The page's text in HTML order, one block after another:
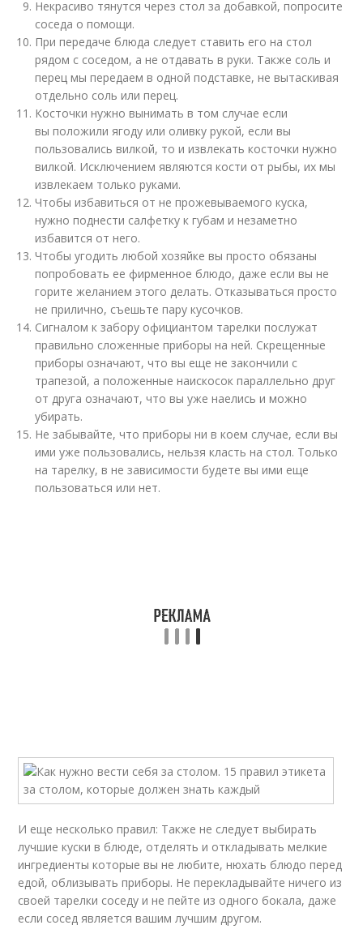
Некрасиво тянутся через стол за добавкой, попросите
соседа о помощи.
При передаче блюда следует ставить его на стол
рядом с соседом, а не отдавать в руки. Также соль и
перец мы передаем в одной подставке, не вытаскивая
отдельно соль или перец.
Косточки нужно вынимать в том случае если
вы положили ягоду или оливку рукой, если вы
пользовались вилкой, то и извлекать косточки нужно
вилкой. Исключением являются кости от рыбы, их мы
извлекаем только руками.
Чтобы избавиться от не прожевываемого куска,
нужно поднести салфетку к губам и незаметно
избавится от него.
Чтобы угодить любой хозяйке вы просто обязаны
попробовать ее фирменное блюдо, даже если вы не
горите желанием этого делать. Отказываться просто
не прилично, съешьте пару кусочков.
Сигналом к забору официантом тарелки послужат
правильно сложенные приборы на ней. Скрещенные
приборы означают, что вы еще не закончили с
трапезой, а положенные наискосок параллельно друг
от друга означают, что вы уже наелись и можно
убирать.
Не забывайте, что приборы ни в коем случае, если вы
ими уже пользовались, нельзя класть на стол. Только
на тарелку, в не зависимости будете вы ими еще
пользоваться или нет.
И еще несколько правил: Также не следует выбирать
лучшие куски в блюде, отделять и откладывать мелкие
ингредиенты которые вы не любите, нюхать блюдо перед
едой, облизывать приборы. Не перекладывайте ничего из
своей тарелки соседу и не пейте из одного бокала, даже
если сосед является вашим лучшим другом.